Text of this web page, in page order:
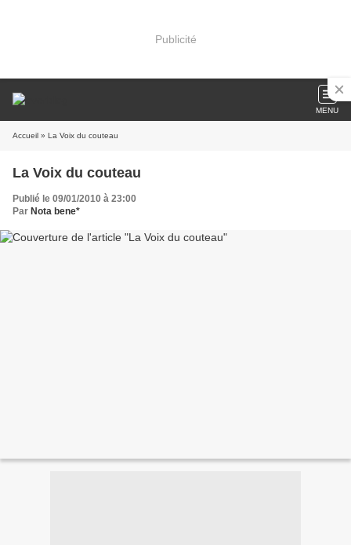
Publicité
MENU
Accueil » La Voix du couteau
La Voix du couteau
Publié le 09/01/2010 à 23:00
Par Nota bene*